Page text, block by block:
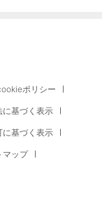
ポリシー
に基づく表示
に基づく表示
マップ